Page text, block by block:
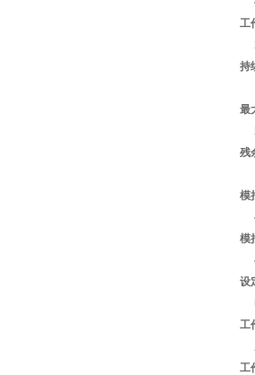
工
持
最
残
模
模
设
工
工